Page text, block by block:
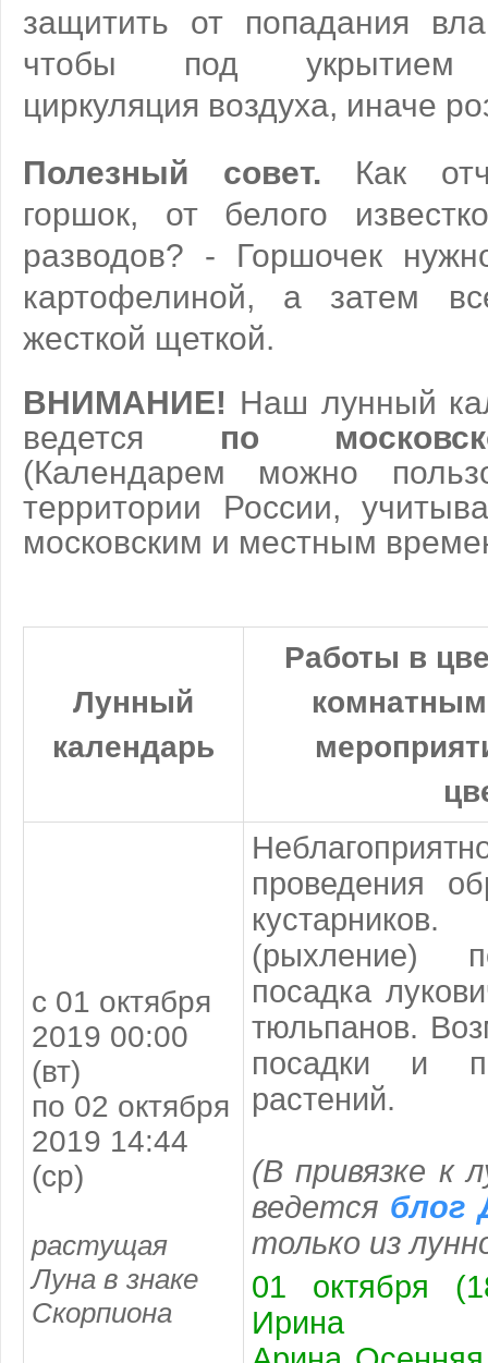
защитить от попадания
чтобы под укрытием
циркуляция воздуха, иначе
Полезный совет. Как
горшок, от белого
разводов? - Горшочек
картофелиной, а затем
жесткой щеткой.
ВНИМАНИЕ! Наш лунный
ведется по
(Календарем можно
территории России,
московским и местным
Лунный
календарь
Работы в
с 01 октября
2019 00:00
(вт)
по 02 октября
2019 14:44
(ср)
растущая
Луна в знаке
Скорпиона
проведения
(рыхление)
посадка
тюльпанов.
посадки и
растений.
(В привязке к
ведется блог
только из
01 октября
Ирина